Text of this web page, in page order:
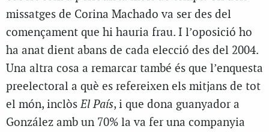
missatges de Corina Machado va ser des del
començament que hi hauria frau. I l’oposició ho
ha anat dient abans de cada elecció des del 2004.
Una altra cosa a remarcar també és que l’enquesta
preelectoral a què es refereixen els mitjans de tot
el món, inclòsEl País, i que dona guanyador a
González amb un 70% la va fer una companyia